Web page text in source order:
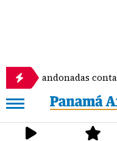
abandonadas